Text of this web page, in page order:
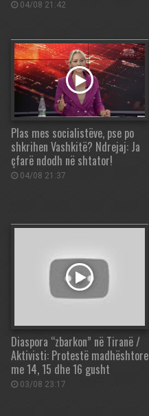
04/08 21:42
Plas mes socialistëve, pse po
shkrihen Vashkitë? Ndrejaj: Ja
çfarë ndodh në shtator!
04/08 21:37
Diaspora “zbarkon” në Tiranë /
Aktivisti: Protestë madhështore
me 14, 15 dhe 16 gusht
03/08 23:17